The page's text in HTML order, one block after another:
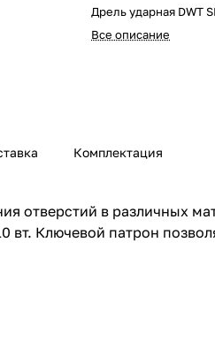
Дрель ударная DWT
Все описание
Комплектация
отверстий в различных
вт. Ключевой патрон